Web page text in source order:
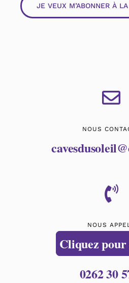
JE VEUX M’ABONNER À
NOUS
NOUS
Cliquez
0262 30